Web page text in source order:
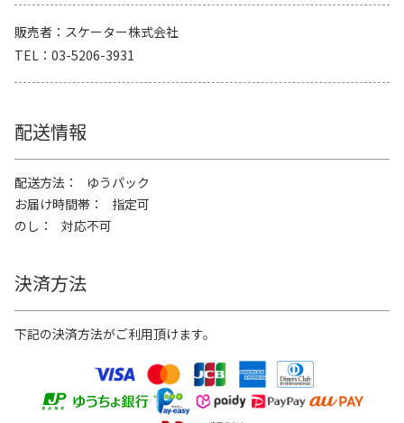
販売者
スケーター株式会社
TEL
03-5206-3931
配送情報
配送方法
ゆうパック
お届け時間帯
指定可
のし
対応不可
決済方法
下記の決済方法がご利用頂けます。